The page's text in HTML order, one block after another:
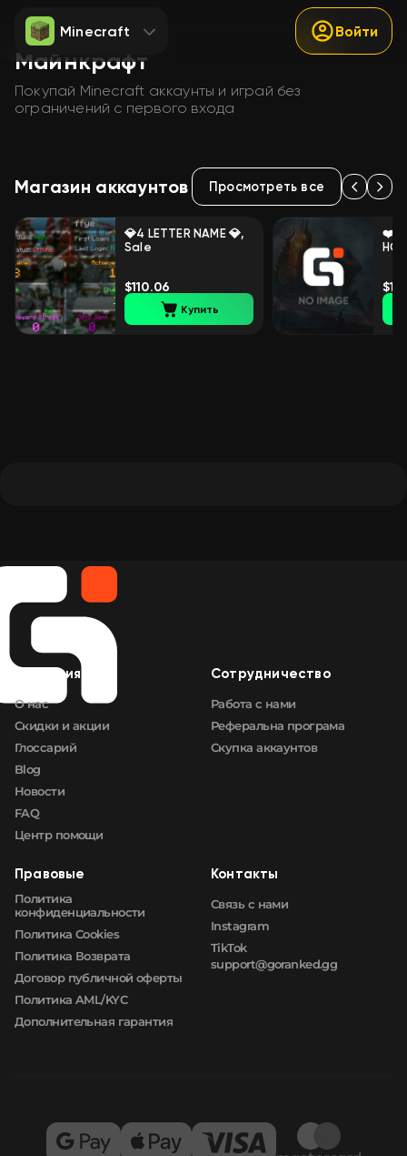
Minecraft Войти
Майнкрафт
Покупай Minecraft аккаунты и играй без
ограничений с первого входа
Магазин аккаунтов Просмотреть все
💎4 LETTER NAME 💎,
Sale
$110.06
Купить
❤️
Компания
О нас
Скидки и акции
Глоссарий
Blog
Новости
FAQ
Центр помощи
Сотрудничество
Работа с нами
Реферальна програма
Скупка аккаунтов
Правовые
Политика
конфиденциальности
Политика Cookies
Политика Возврата
Договор публичной оферты
Политика AML/KYC
Дополнительная гарантия
Контакты
Связь с нами
Instagram
TikTok
support@goranked.gg